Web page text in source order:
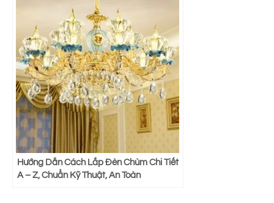
Hướng Dẫn Cách Lắp Đèn Chùm Chi Tiết
A – Z, Chuẩn Kỹ Thuật, An Toàn